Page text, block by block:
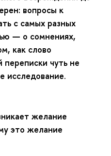
вопросы к
с самых разных
— о сомнениях,
как слово
переписки чуть не
исследование.
желание
это желание